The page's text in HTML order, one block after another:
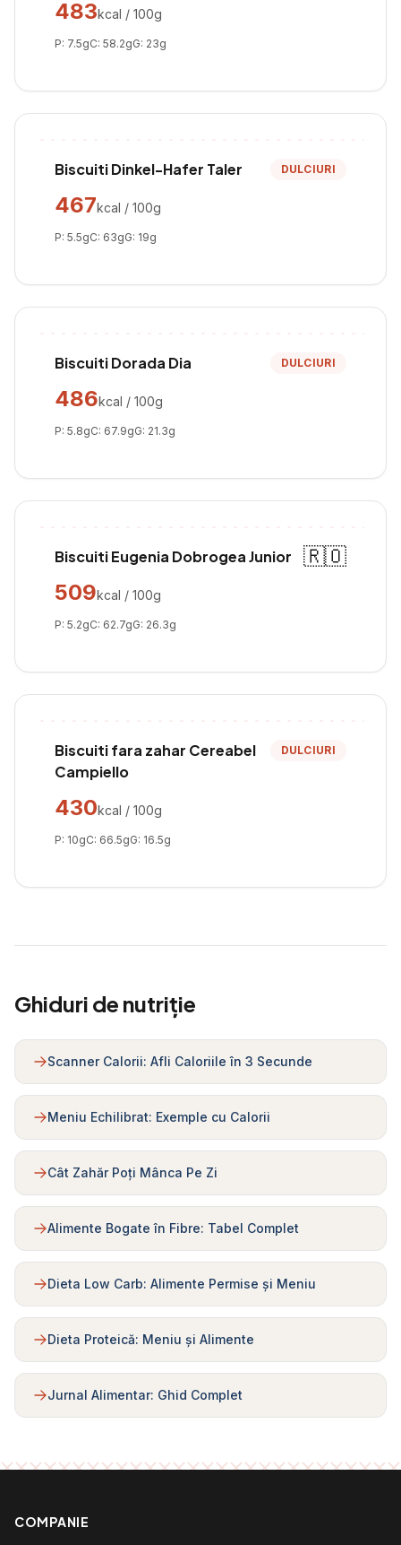
483kcal / 100g
P: 7.5gC: 58.2gG: 23g
Biscuiti Dinkel-Hafer Taler DULCIURI
467kcal / 100g
P: 5.5gC: 63gG: 19g
Biscuiti Dorada Dia DULCIURI
486kcal / 100g
P: 5.8gC: 67.9gG: 21.3g
Biscuiti Eugenia Dobrogea Junior
🇷🇴
509kcal / 100g
P: 5.2gC: 62.7gG: 26.3g
Biscuiti fara zahar Cereabel
Campiello
DULCIURI
430kcal / 100g
P: 10gC: 66.5gG: 16.5g
Ghiduri de nutriție
Scanner Calorii: Afli Caloriile în 3 Secunde
Meniu Echilibrat: Exemple cu Calorii
Cât Zahăr Poți Mânca Pe Zi
Alimente Bogate în Fibre: Tabel Complet
Dieta Low Carb: Alimente Permise și Meniu
Dieta Proteică: Meniu și Alimente
Jurnal Alimentar: Ghid Complet
COMPANIE